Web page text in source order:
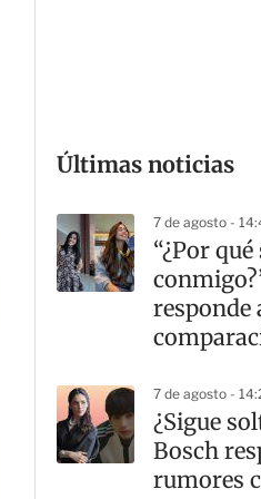
Últimas noticias
7 de agosto -
“¿Por
responde
7 de agosto -
¿Sigue
Bosch
rumores